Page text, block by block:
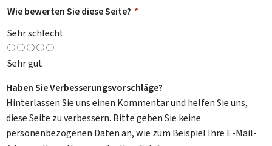
Wie bewerten Sie diese Seite? *
Sehr schlecht
Sehr gut
Haben Sie Verbesserungsvorschläge?
Hinterlassen Sie uns einen Kommentar und helfen Sie uns,
diese Seite zu verbessern. Bitte geben Sie keine
personenbezogenen Daten an, wie zum Beispiel Ihre E-Mail-